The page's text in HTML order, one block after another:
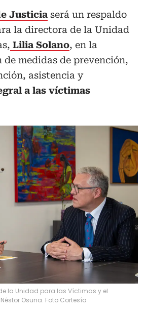
Justicia será un respaldo
la directora de la Unidad
Lilia Solano, en la
medidas de prevención,
asistencia y
a las víctimas
la Unidad para las Víctimas y el
Osuna. Foto Cortesía